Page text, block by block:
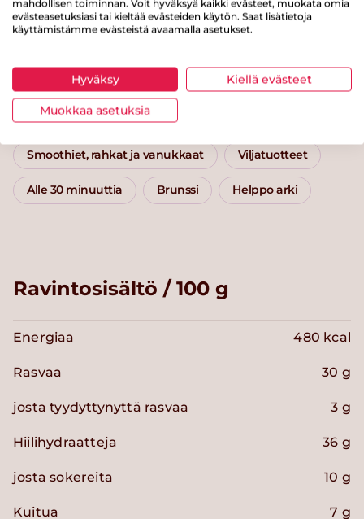
Kategoriat
Välipalat ja jälkiruoat Naposteltavat
Smoothiet, rahkat ja vanukkaat Viljatuotteet
Alle 30 minuuttia Brunssi Helppo arki
Ravintosisältö / 100 g
Energiaa 480 kcal
Rasvaa 30 g
josta tyydyttynyttä rasvaa 3 g
Hiilihydraatteja 36 g
josta sokereita 10 g
Kuitua 7 g
mahdollisen toiminnan. Voit hyväksyä kaikki evästeet, muokata omia
evästeasetuksiasi tai kieltää evästeiden käytön. Saat lisätietoja
käyttämistämme evästeistä avaamalla asetukset.
Hyväksy Kiellä evästeet
Muokkaa asetuksia